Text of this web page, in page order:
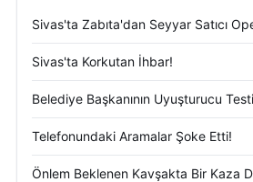
Sivas'ta Zabıta'dan Seyyar Satıcı
Sivas'ta Korkutan İhbar!
Belediye Başkanının Uyuşturucu
Telefonundaki Aramalar Şoke Etti!
Önlem Beklenen Kavşakta Bir Kaza